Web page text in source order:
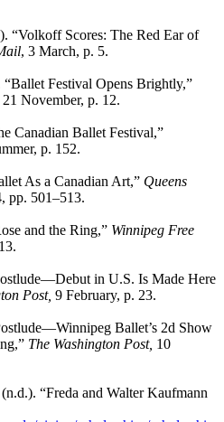
“Volkoff Scores: The Red Ear of
, 3 March, p. 5.
Festival Opens Brightly,”
November, p. 12.
Canadian Ballet Festival,”
p. 152.
As a Canadian Art,” Queens
pp. 501–513.
and the Ring,” Winnipeg Free
in U.S. Is Made Here
Post, 9 February, p. 23.
Ballet’s 2d Show
The Washington Post, 10
(n.d.). “Freda and Walter Kaufmann